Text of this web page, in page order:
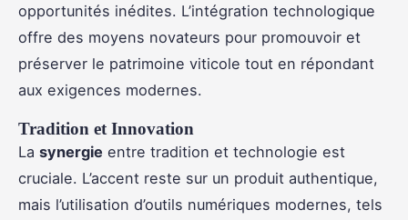
opportunités inédites. L’intégration technologique
offre des moyens novateurs pour promouvoir et
préserver le patrimoine viticole tout en répondant
aux exigences modernes.
Tradition et Innovation
La synergie entre tradition et technologie est
cruciale. L’accent reste sur un produit authentique,
mais l’utilisation d’outils numériques modernes, tels